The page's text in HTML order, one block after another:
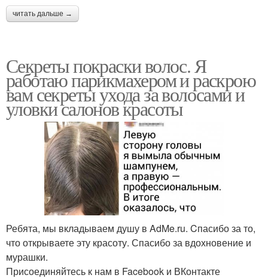
читать дальше →
Секреты покраски волос. Я
работаю парикмахером и раскрою
вам секреты ухода за волосами и
уловки салонов красоты
Ребята, мы вкладываем душу в AdMe.ru. Cпасибо за то,
что открываете эту красоту. Спасибо за вдохновение и
мурашки.
Присоединяйтесь к нам в Facebook и ВКонтакте